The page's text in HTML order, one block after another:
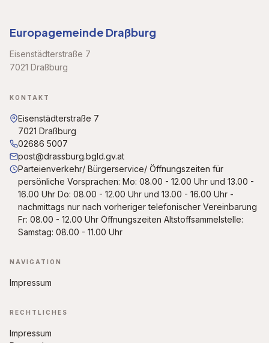
Europagemeinde Draßburg
Eisenstädterstraße 7
7021 Draßburg
KONTAKT
Eisenstädterstraße 7
7021 Draßburg
02686 5007
post@drassburg.bgld.gv.at
Parteienverkehr/ Bürgerservice/ Öffnungszeiten für
persönliche Vorsprachen: Mo: 08.00 - 12.00 Uhr und 13.00 -
16.00 Uhr Do: 08.00 - 12.00 Uhr und 13.00 - 16.00 Uhr -
nachmittags nur nach vorheriger telefonischer Vereinbarung
Fr: 08.00 - 12.00 Uhr Öffnungszeiten Altstoffsammelstelle:
Samstag: 08.00 - 11.00 Uhr
NAVIGATION
Impressum
RECHTLICHES
Impressum